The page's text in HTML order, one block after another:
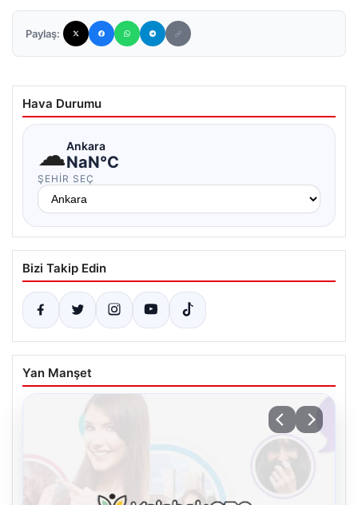
Paylaş:
Hava Durumu
☁Ankara
NaN°C
ŞEHIR SEÇ
Bizi Takip Edin
Yan Manşet